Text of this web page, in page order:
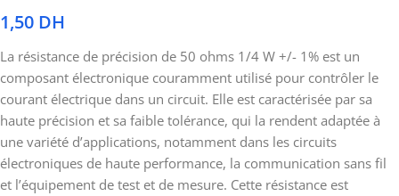
1,50 DH
La résistance de précision de 50 ohms 1/4 W +/- 1% est un
composant électronique couramment utilisé pour contrôler le
courant électrique dans un circuit. Elle est caractérisée par sa
haute précision et sa faible tolérance, qui la rendent adaptée à
une variété d’applications, notamment dans les circuits
électroniques de haute performance, la communication sans fil
et l’équipement de test et de mesure. Cette résistance est